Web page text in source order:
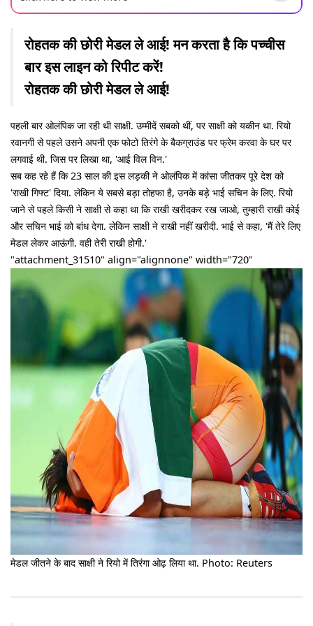
रोहतक की छोरी मेडल ले आई! मन करता है कि पच्चीस
बार इस लाइन को रिपीट करें!
रोहतक की छोरी मेडल ले आई!
पहली बार ओलंपिक जा रही थी साक्षी. उम्मीदें सबको थीं, पर साक्षी को यकीन था. रियो
रवानगी से पहले उसने अपनी एक फोटो तिरंगे के बैकग्राउंड पर फ्रेम करवा के घर पर
लगवाई थी. जिस पर लिखा था, 'आई विल विन.'
सब कह रहे हैं कि 23 साल की इस लड़की ने ओलंपिक में कांसा जीतकर पूरे देश को
'राखी गिफ्ट' दिया. लेकिन ये सबसे बड़ा तोहफा है, उनके बड़े भाई सचिन के लिए. रियो
जाने से पहले किसी ने साक्षी से कहा था कि राखी खरीदकर रख जाओ, तुम्हारी राखी कोई
और सचिन भाई को बांध देगा. लेकिन साक्षी ने राखी नहीं खरीदी. भाई से कहा, 'मैं तेरे लिए
मेडल लेकर आऊंगी. वही तेरी राखी होगी.'
"attachment_31510" align="alignnone" width="720"
मेडल जीतने के बाद साक्षी ने रियो में तिरंगा ओढ़ लिया था. Photo: Reuters